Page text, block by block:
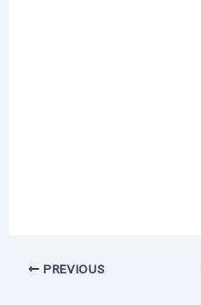
PREVIOUS